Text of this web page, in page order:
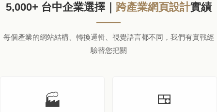
5,000+ 台中企業選擇｜ 跨產業網頁設計實績
每個產業的網站結構、轉換邏輯、視覺語言都不同，我們有實戰經
驗替您把關
🏭 🍱